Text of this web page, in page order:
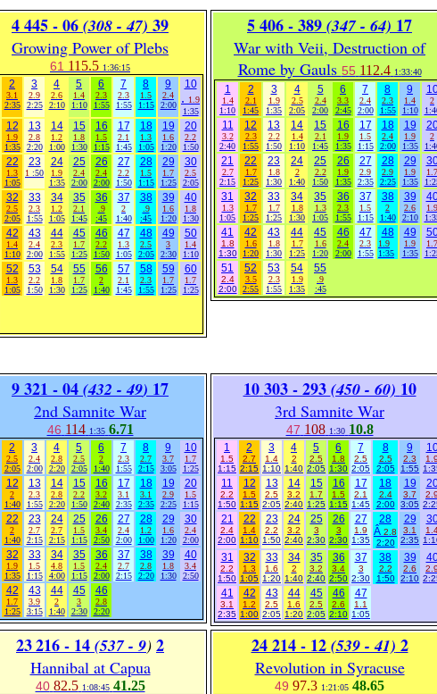
4445 - 06 (308 - 47) 39
Growing Power of Plebs
61 115.5 1:36:15
2
3.1
2:35
3
2.9
2:25
4
2.6
2:10
5
1.4
1:10
6
2.3
1:55
7
2.3
1:55
8
1.5
1:15
9
2.4
2:00
10
. 1.9
1:35
12
1.9
1:35
13
2.8
2:20
14
1.2
1:00
15
1.8
1:30
16
1.5
1:15
17
2.1
1:45
18
1.3
1:05
19
1.6
1:20
20
2.2
1:50
22
1.3
1:05
23
1 :50
24
1.9
1:35
25
2.4
2:00
26
2.4
2:00
27
2.2
1:50
28
1.5
1:15
29
1.7
1:25
30
2.5
2:05
32
2.5
2:05
33
2.3
1:55
34
1.2
1:05
35
2.1
1:45
36
.9
:45
37
2
1:40
38
.9
:45
39
1.6
1:20
40
1.8
1:30
42
1.4
1:10
43
2.4
2:00
44
2.3
1:55
45
1.7
1:25
46
2.2
1:50
47
1.3
1:05
48
2.5
2:05
49
3
2:30
50
1.4
1:10
52
1.3
1:05
53
2.2
1:50
54
1.8
1:30
55
1.7
1:25
56
2
1:40
57
2.1
1:45
58
2.3
1:55
59
1.7
1:25
60
1.7
1:25
5406 - 389 (347 - 64) 17
War with Veii, Destruction of
Rome by Gauls 55 112.4 1:33:40
1
1.4
1:10
2
2.1
1:45
3
1.9
1:35
4
2.5
2:05
5
2.4
2:00
6
3.3
2:45
7
2.4
2:00
8
2.3
1:55
9
1.4
1:10
2
11
3.2
2:40
12
2.3
1:55
13
2.2
1:50
14
1.4
1:10
15
2.1
1:45
16
1.9
1:35
17
1.5
1:15
18
2.4
2:00
19
1.9
1:35
2
21
2.7
2:15
22
1.7
1:25
23
1.8
1:30
24
2
1:40
25
2.2
1:50
26
1.9
1:35
27
2.9
2:35
28
2.9
2:25
29
1.9
1:35
1.7
31
1.3
1:05
32
1.7
1:25
33
1.7
1:25
34
1.8
1:30
35
1.3
1:05
36
2.3
1:55
37
1.5
1:15
38
2
1:40
39
2.6
2:10
1.9
41
1.8
1:30
42
1.6
1:20
43
1.8
1:30
44
1.7
1:25
45
1.6
1:20
46
2.4
2:00
47
2.3
1:55
48
1.9
1:35
49
1.9
1:35
1.7
51
2.4
2:00
52
3.5
2:55
53
2.3
1:55
54
1.9
1:35
55
.9
:45
9321 - 04 (432 - 49) 17
2nd Samnite War
46 114 1:35 6.71
2
2.5
2:05
3
2.4
2:00
4
2.8
2:20
5
2.5
2:05
6
2
1:40
7
2.3
1:55
8
2.7
2:15
9
3.7
3:05
10
1.7
1:25
12
2
1:40
13
2.3
1:55
14
2.8
2:20
15
2.2
1:50
16
3.2
2:40
17
3.1
2:35
18
3.1
2:35
19
2.9
2:25
20
1.5
1:15
22
2
1:40
23
2.7
2:15
24
2.7
2:15
25
1.5
1:15
26
3.4
2:50
27
2.4
2:00
28
1.2
1:00
29
1.6
1:20
30
2.4
2:00
32
1.9
1:35
33
1.5
1:15
34
4.8
4:00
35
1.5
1:15
36
2.4
2:00
37
2.7
2:15
38
2.8
2:20
39
1.8
1:30
40
3.4
2:50
42
1.7
1:25
43
3.9
3:15
44
2
1:40
45
3
2:30
46
2.8
2:20
10 303 - 293 (450 - 60) 10
3rd Samnite War
47 108 1:30 10.8
1
1.5
1:15
2
2.7
2:15
3
1.4
1:10
4
2
1:40
5
2.5
2:05
6
1.8
1:30
7
2.5
2:05
8
2.5
2:05
9
2.3
1:55
11
2.2
1:50
12
1.5
1:15
13
2.5
2:05
14
3.2
2:40
15
1.7
1:25
16
1.5
1:15
17
2.1
1:45
18
2.4
2:00
19
3.7
3:05
21
2.4
2:00
22
1.4
1:10
23
2.2
1:50
24
3.2
2:40
25
3
2:30
26
3
2:30
27
1.9
1:35
28
Â 2.8
2:20
29
3.1
2:35
31
2.2
1:50
32
1.3
1:05
33
1.6
1:20
34
2
1:40
35
3.2
2:40
36
3.4
2:50
37
3
2:30
38
2.2
1:50
39
2.6
2:10
41
3.1
2:35
42
1.2
1:00
43
2.5
2:05
44
1.6
1:20
45
2.5
2:05
46
2.6
2:10
47
1.1
1:05
23216 - 14 (537 - 9) 2
Hannibal at Capua
40 82.5 1:08:45 41.25
24 214 - 12 (539 - 41) 2
Revolution in Syracuse
49 97.3 1:21:05 48.65